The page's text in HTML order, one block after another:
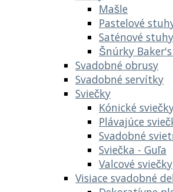
Mašle
Pastelové
Saténové stuhy
Šnúrky
Svadobné obrusy
Svadobné servítky
Sviečky
Kónické
Plávajúce
Svadobné
Sviečka - Guľa
Valcové sviečky
Visiace svadobné